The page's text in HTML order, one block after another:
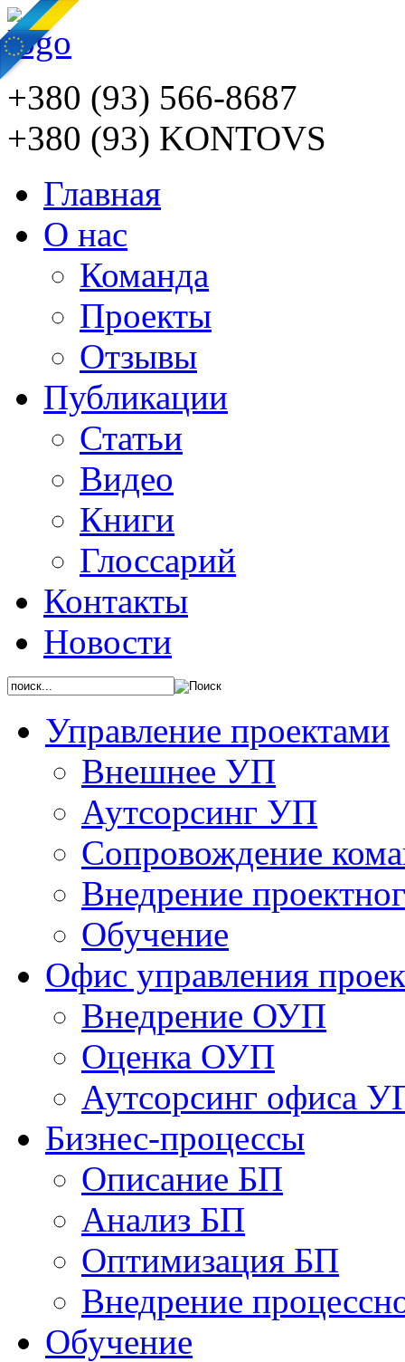
+380 (93) 566-8687
+380 (93) KONTOVS
Главная
О нас
Команда
Проекты
Отзывы
Публикации
Статьи
Видео
Книги
Глоссарий
Контакты
Новости
Управление проектами
Внешнее УП
Аутсорсинг УП
Сопровождение
Внедрение
Обучение
Офис управления
Bнедрение ОУП
Оценка ОУП
Аутсорсинг офиса
Бизнес-процессы
Описание БП
Анализ БП
Оптимизация БП
Внедрение
Обучениe